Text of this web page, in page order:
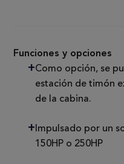
Funciones y opciones
Como opción, se
estación de timón
de la cabina.
Impulsado por un
150HP o 250HP